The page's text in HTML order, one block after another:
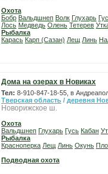
Охота
Бобр Вальдшнеп Волк Глухарь
Лось Медведь Олень Тетерев
Рыбалка
Карась Карп (Сазан) Лещ Линь
Дома на озерах в Новиках
Тел: 8-910-847-18-55, в
Тверская область / деревня
Новорижское ш.
Охота
Вальдшнеп Глухарь Гусь Кабан
Рыбалка
Красноперка Лещ Линь Окунь
Подводная охота